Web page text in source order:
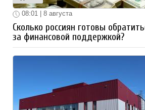
08:01 | 8 августа
Сколько россиян готовы
за финансовой поддержкой?